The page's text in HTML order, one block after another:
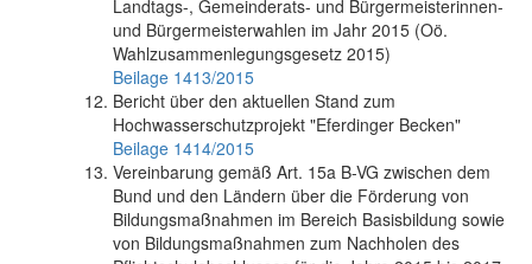
Landtags-, Gemeinderats- und Bürgermeisterinnen-
und Bürgermeisterwahlen im Jahr 2015 (Oö.
Wahlzusammenlegungsgesetz 2015)
Beilage 1413/2015
Bericht über den aktuellen Stand zum
Hochwasserschutzprojekt "Eferdinger Becken"
Beilage 1414/2015
Vereinbarung gemäß Art. 15a B-VG zwischen dem
Bund und den Ländern über die Förderung von
Bildungsmaßnahmen im Bereich Basisbildung sowie
von Bildungsmaßnahmen zum Nachholen des